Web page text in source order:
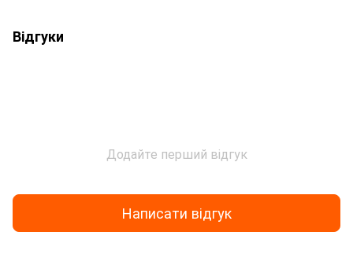
Відгуки
Додайте перший відгук
Написати відгук